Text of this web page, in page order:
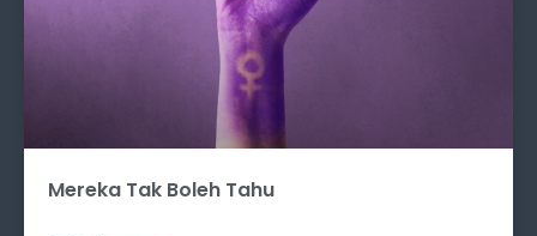
Mereka Tak Boleh Tahu